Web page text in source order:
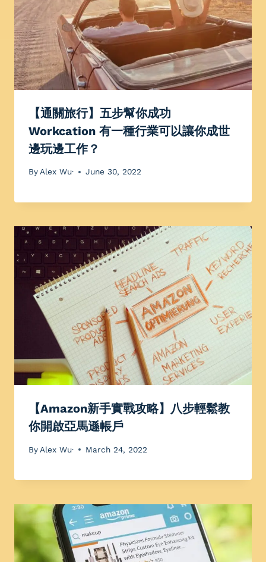
【通關旅行】五步幫你成功
Workcation 有一種行業可以讓你成世
邊玩邊工作？
ByAlex Wu· June 30, 2022
【Amazon新手實戰攻略】八步輕鬆教
你開啟亞馬遜帳戶
By Alex Wu· March 24, 2022